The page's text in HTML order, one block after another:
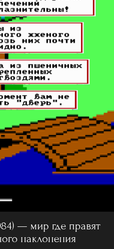
— мир где правят
наклонения